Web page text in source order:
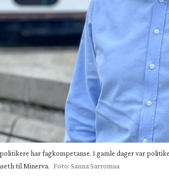
har fagkompetanse. I gamle dager var
til Minerva. Foto: Sanna Sarromaa